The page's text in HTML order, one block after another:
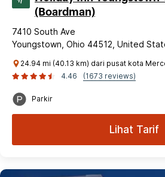
(Boardman)
7410 South Ave
Youngstown, Ohio 44512, United
24.94 mi (40.13 km) dari pusat kota
4.46
(1673 reviews)
Parkir
Lihat Tarif